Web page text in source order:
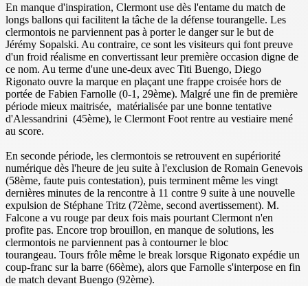
En manque d'inspiration, Clermont use dès l'entame du match de
longs ballons qui facilitent la tâche de la défense tourangelle. Les
clermontois ne parviennent pas à porter le danger sur le but de
Jérémy Sopalski. Au contraire, ce sont les visiteurs qui font preuve
d'un froid réalisme en convertissant leur première occasion digne de
ce nom. Au terme d'une une-deux avec Titi Buengo, Diego
Rigonato ouvre la marque en plaçant une frappe croisée hors de
portée de Fabien Farnolle (0-1, 29ème). Malgré une fin de première
période mieux maitrisée, matérialisée par une bonne tentative
d'Alessandrini (45ème), le Clermont Foot rentre au vestiaire mené
au score.
En seconde période, les clermontois se retrouvent en supériorité
numérique dès l'heure de jeu suite à l'exclusion de Romain Genevois
(58ème, faute puis contestation), puis terminent même les vingt
dernières minutes de la rencontre à 11 contre 9 suite à une nouvelle
expulsion de Stéphane Tritz (72ème, second avertissement). M.
Falcone a vu rouge par deux fois mais pourtant Clermont n'en
profite pas. Encore trop brouillon, en manque de solutions, les
clermontois ne parviennent pas à contourner le bloc
tourangeau. Tours frôle même le break lorsque Rigonato expédie un
coup-franc sur la barre (66ème), alors que Farnolle s'interpose en fin
de match devant Buengo (92ème).